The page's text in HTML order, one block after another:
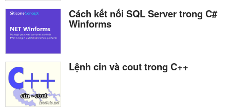
Cách kết nối SQL Server trong C#
Winforms
Lệnh cin và cout trong C++